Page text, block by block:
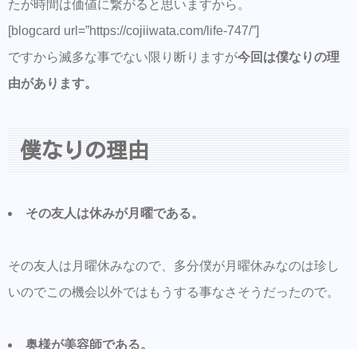
たが時間は価値に繋がると思いますから。
[blogcard url=”https://cojiiwata.com/life-747/”]
ですから滅多な事でない限り断りますが今回は僕なりの理
由があります。
僕なりの理由
その友人は休みが月曜である。
その友人は月曜休みなので、多分僕が月曜休みなのは珍し
いのでこの機会以外ではもうする事なさそうだったので。
奥様が美容師である。